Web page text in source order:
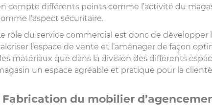
compte différents points comme l’activité du
l’aspect sécuritaire.
rôle du service commercial est donc de
l’espace de vente et l’aménager de façon
matériaux que dans la division des différents
un espace agréable et pratique pour la
Fabrication du mobilier